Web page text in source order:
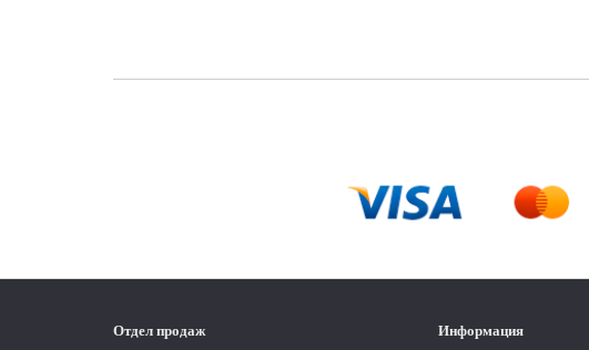
Отдел продаж Информация